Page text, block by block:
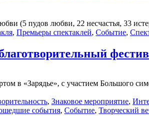
(5 пудов любви, 22 несчастья, 33
, Премьеры спектаклей, Событие,
в «Зарядье», с участием Большого
, Знаковое мероприятие,
события, Событие, Творческий